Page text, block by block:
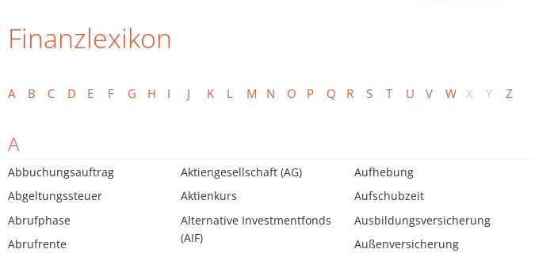
Finanzlexikon
A B C D E F G H I J K L M N O P Q R S T U V W X Y Z
A
Abbuchungsauftrag
Abgeltungssteuer
Abrufphase
Abrufrente
Aktiengesellschaft (AG)
Aktienkurs
Alternative Investmentfonds
(AIF)
Aufhebung
Aufschubzeit
Ausbildungsversicherung
Außenversicherung